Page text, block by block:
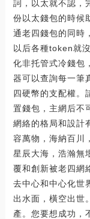
詞，以太就不認，
份以太錢包的時候
通老四錢包的同時
以后各種token就
化非托管式冷錢包
器可以查詢每一筆
四硬幣的支配權。
置錢包，主網后不
網絡的格局和設計
容萬物，海納百川
星辰大海，浩瀚無
覆和創新被老四網
去中心和中心化世
出水面，橫空出世
產。您要想成功，